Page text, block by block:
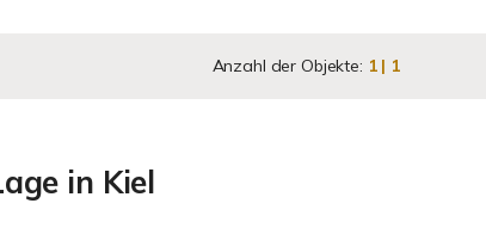
Anzahl der Objekte: 1 | 1
in Kiel